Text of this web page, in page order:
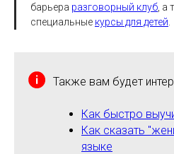
барьера разговорный клуб , а
специальные курсы для детей
Также вам будет
Как быстро
Как сказать
языке